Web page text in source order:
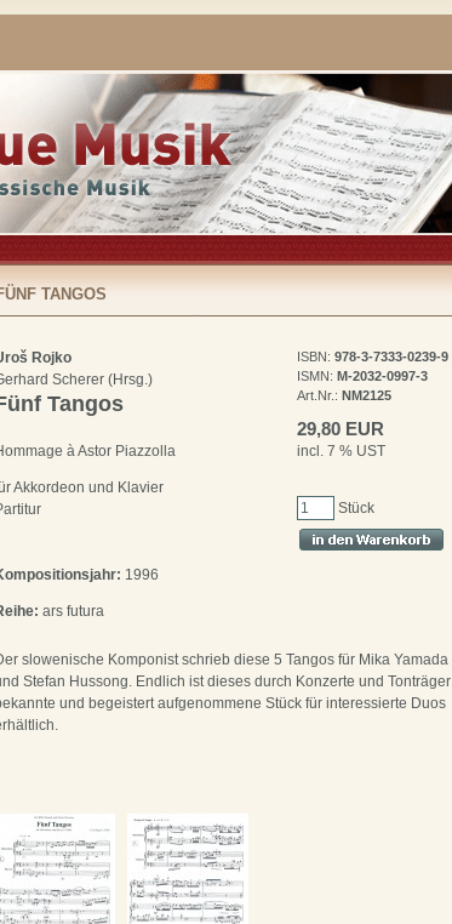
TANGOS
Rojko
Scherer (Hrsg.)
Tangos
à Astor Piazzolla
Akkordeon und Klavier
ISBN: 978-3-7333-0239-9
ISMN: M-2032-0997-3
Art.Nr.: NM2125
29,80 EUR
incl. 7 % UST
Stück
1996
ars futura
slowenische Komponist schrieb diese 5 Tangos für Mika Yamada
Stefan Hussong. Endlich ist dieses durch Konzerte und Tonträger
und begeistert aufgenommene Stück für interessierte Duos